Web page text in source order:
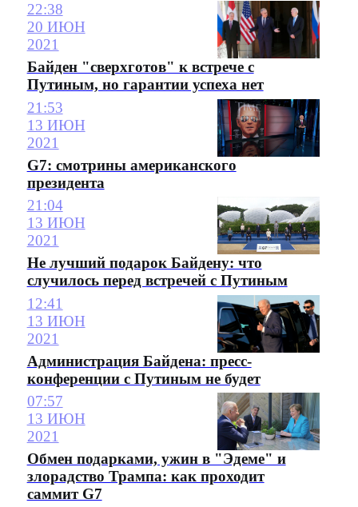
22:38
20 ИЮН
2021
Байден "сверхготов" к встрече с
Путиным, но гарантии успеха нет
21:53
13 ИЮН
2021
G7: смотрины американского
президента
21:04
13 ИЮН
2021
Не лучший подарок Байдену: что
случилось перед встречей с Путиным
12:41
13 ИЮН
2021
Администрация Байдена: пресс-
конференции c Путиным не будет
07:57
13 ИЮН
2021
Обмен подарками, ужин в "Эдеме" и
злорадство Трампа: как проходит
саммит G7